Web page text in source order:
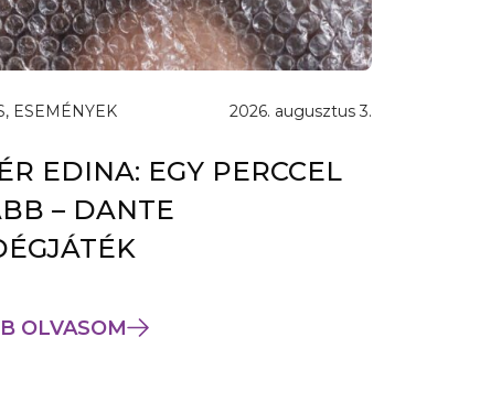
ESEMÉNYEK 2026. augusztus 3.
EDINA: EGY PERCCEL
– DANTE
OLVASOM